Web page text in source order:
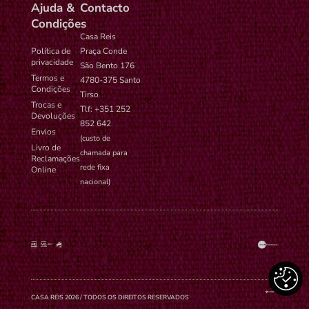
Ajuda &
Condições
Política de
privacidade
Termos e
Condições
Trocas e
Devoluções
Envios
Livro de
Reclamações
Online
Contacto
Casa Reis
Praça Conde
São Bento 176
4780-375 Santo
Tirso
Tlf: +351 252
852 642
(custo de
chamada para
rede fixa
nacional)
CASA REIS 2026 / TODOS OS DIREITOS RESERVADOS